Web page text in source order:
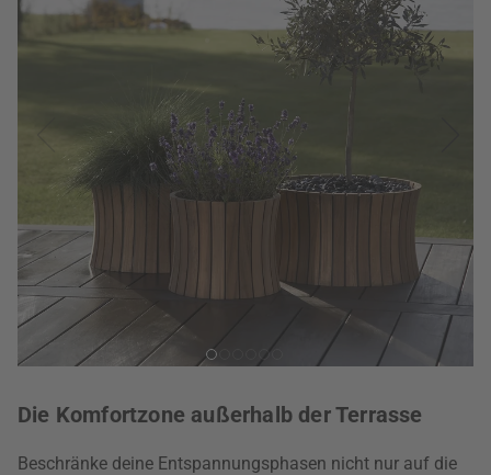
Die Komfortzone außerhalb der Terrasse
Beschränke deine Entspannungsphasen nicht nur auf die